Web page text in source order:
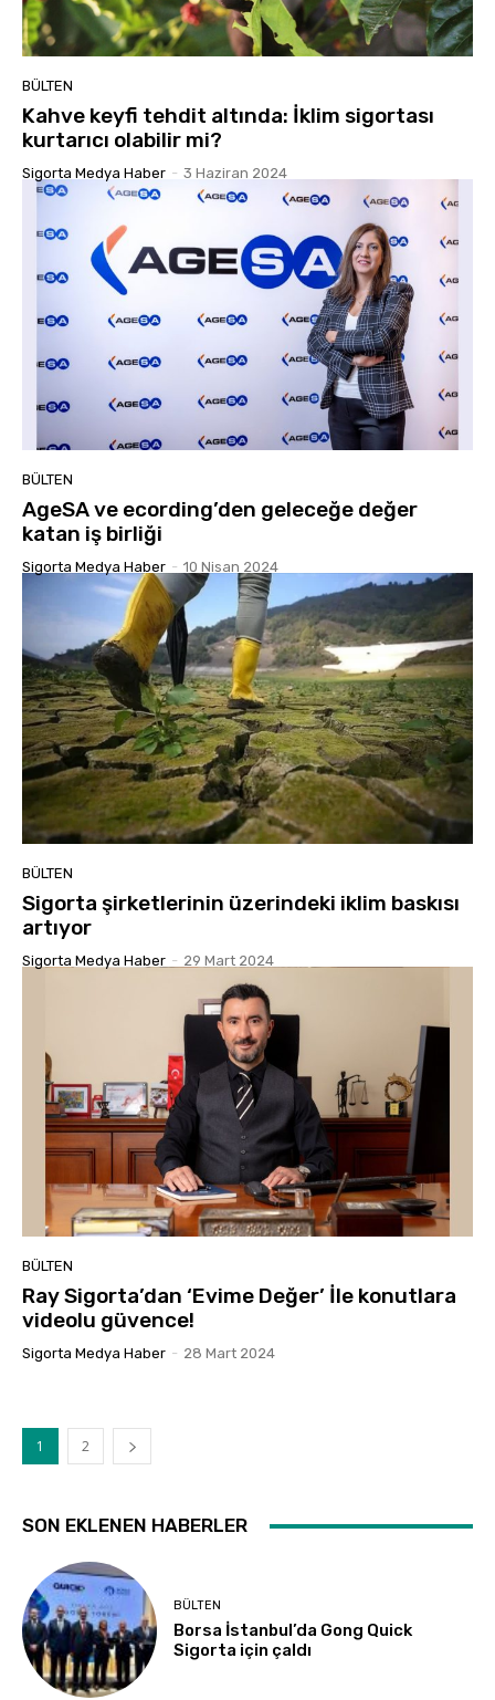
BÜLTEN
Kahve keyfi tehdit altında: İklim sigortası
kurtarıcı olabilir mi?
Sigorta Medya Haber - 3 Haziran 2024
BÜLTEN
AgeSA ve ecording’den geleceğe değer
katan iş birliği
Sigorta Medya Haber - 10 Nisan 2024
BÜLTEN
Sigorta şirketlerinin üzerindeki iklim baskısı
artıyor
Sigorta Medya Haber - 29 Mart 2024
BÜLTEN
Ray Sigorta’dan ‘Evime Değer’ İle konutlara
videolu güvence!
Sigorta Medya Haber - 28 Mart 2024
1 2
SON EKLENEN HABERLER
BÜLTEN
Borsa İstanbul’da Gong Quick
Sigorta için çaldı